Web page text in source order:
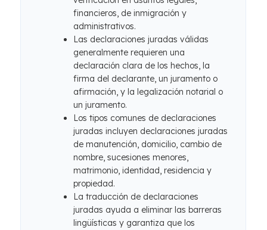
financieros, de inmigración y
administrativos.
Las declaraciones juradas válidas
generalmente requieren una
declaración clara de los hechos, la
firma del declarante, un juramento o
afirmación, y la legalización notarial o
un juramento.
Los tipos comunes de declaraciones
juradas incluyen declaraciones juradas
de manutención, domicilio, cambio de
nombre, sucesiones menores,
matrimonio, identidad, residencia y
propiedad.
La traducción de declaraciones
juradas ayuda a eliminar las barreras
lingüísticas y garantiza que los